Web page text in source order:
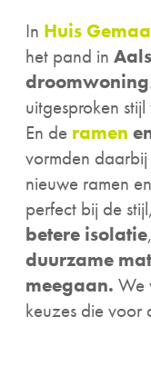
In Huis
het pand in
droomwoning
uitgesproken
En de ramen
vormden daarbij
nieuwe ramen
perfect bij de
betere isolatie,
duurzame
meegaan. We
keuzes die voor